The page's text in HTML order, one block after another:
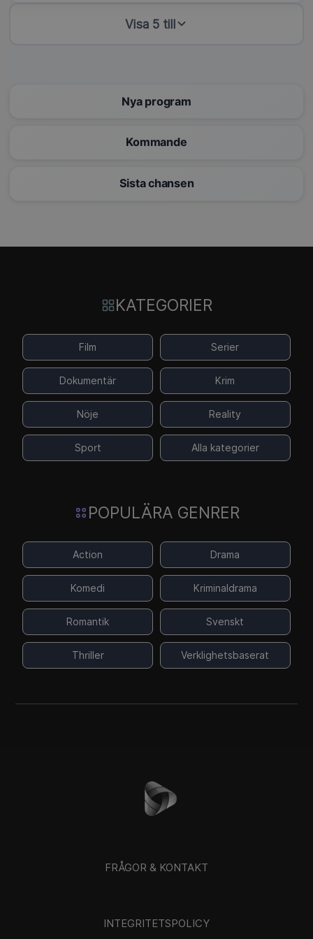
Visa 5 till
Nya program
Kommande
Sista chansen
KATEGORIER
Film Serier
Dokumentär Krim
Nöje Reality
Sport Alla kategorier
POPULÄRA GENRER
Action Drama
Komedi Kriminaldrama
Romantik Svenskt
Thriller Verklighetsbaserat
FRÅGOR & KONTAKT
INTEGRITETSPOLICY